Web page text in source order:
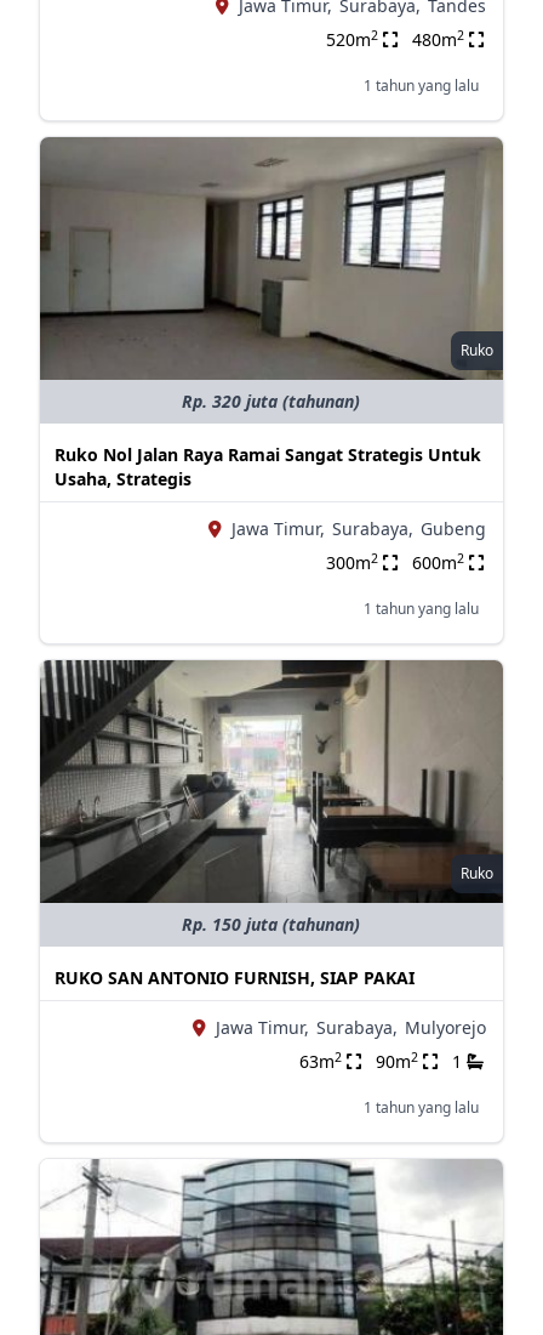
Jawa Timur, Surabaya, Tandes
520m2 480m2
1 tahun yang lalu
Ruko
Rp. 320 juta (tahunan)
Ruko Nol Jalan Raya Ramai Sangat Strategis Untuk
Usaha, Strategis
Jawa Timur, Surabaya, Gubeng
300m2 600m2
1 tahun yang lalu
Ruko
Rp. 150 juta (tahunan)
RUKO SAN ANTONIO FURNISH, SIAP PAKAI
Jawa Timur, Surabaya, Mulyorejo
63m2 90m2 1
1 tahun yang lalu